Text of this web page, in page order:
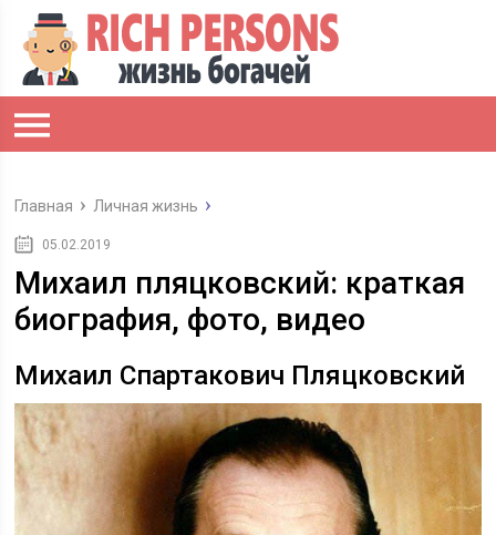
Главная Личная жизнь
05.02.2019
Михаил пляцковский: краткая
биография, фото, видео
Михаил Спартакович Пляцковский